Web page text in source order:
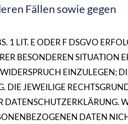
Fällen sowie gegen
1 LIT. E ODER F DSGVO
BESONDEREN SITUATION
EINZULEGEN;
DIE JEWEILIGE
DATENSCHUTZERKLÄRUNG.
DATEN